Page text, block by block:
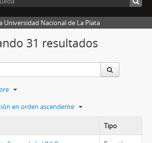
Universidad Nacional de La Plata
31 resultados
en orden ascendente
Tipo